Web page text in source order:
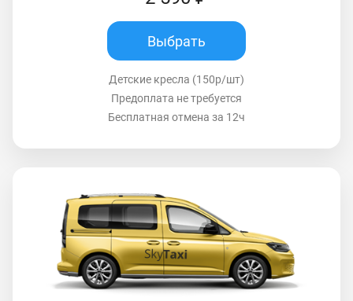
Выбрать
Детские кресла (150р/шт)
Предоплата не требуется
Бесплатная отмена за 12ч